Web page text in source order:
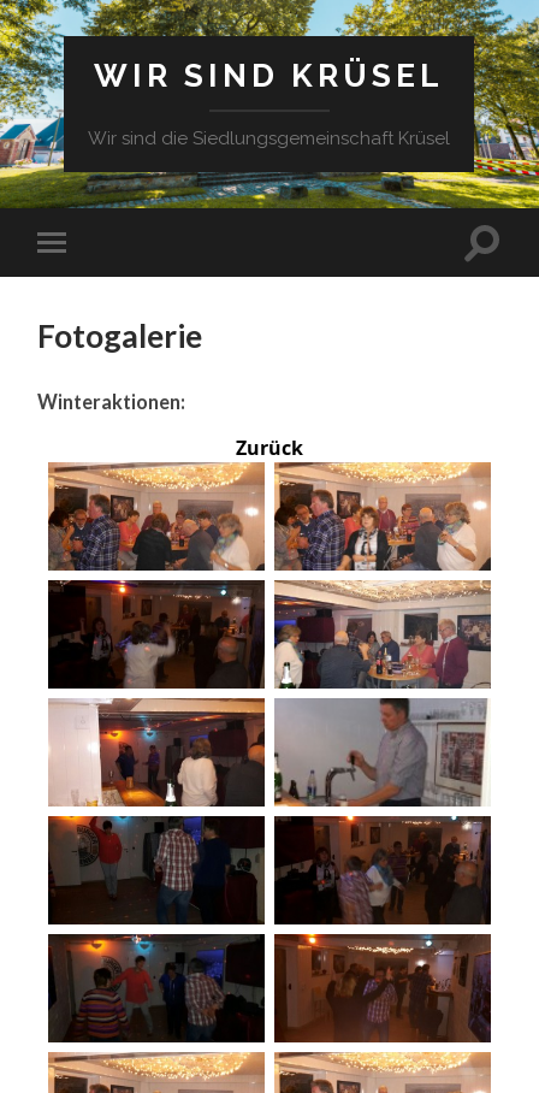
WIR SIND KRÜSEL
Wir sind die Siedlungsgemeinschaft Krüsel
Fotogalerie
Winteraktionen:
Zurück